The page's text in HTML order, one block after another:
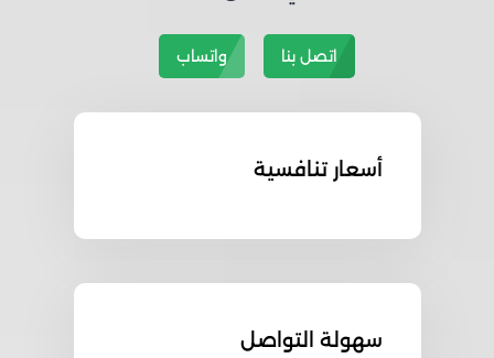
اتصل بنا واتساب
أسعار تنافسية
سهولة التواصل